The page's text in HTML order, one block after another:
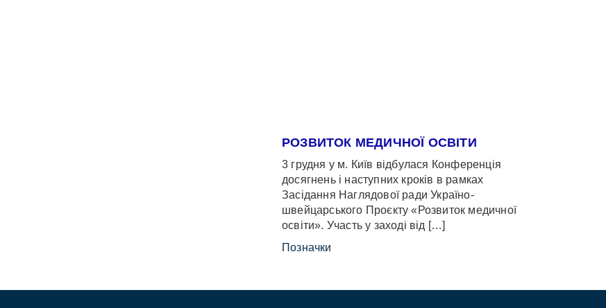
РОЗВИТОК МЕДИЧНОЇ ОСВІТИ
3 грудня у м. Київ відбулася Конференція
досягнень і наступних кроків в рамках
Засідання Наглядової ради Україно-
швейцарського Проєкту «Розвиток медичної
освіти». Участь у заході від […]
Позначки